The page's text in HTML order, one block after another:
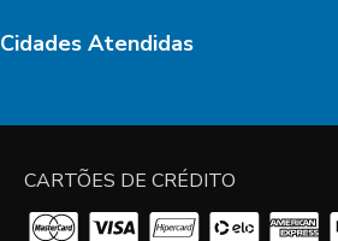
Cidades Atendidas
CARTÕES DE CRÉDITO